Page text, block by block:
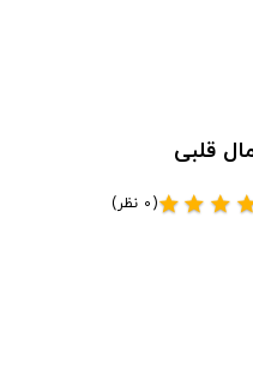
قلبی
star
star
star(0 نظر)